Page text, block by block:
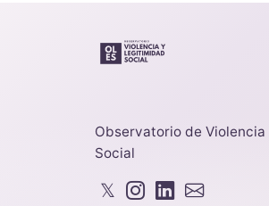
Observatorio de
Social
𝕏